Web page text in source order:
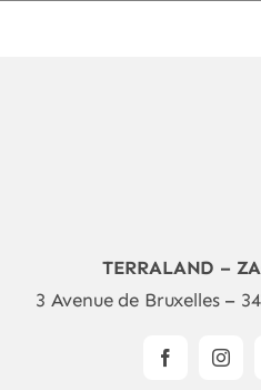
TERRALAND –
3 Avenue de Bruxelles –